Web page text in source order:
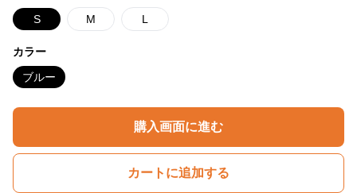
S M L
カラー
ブルー
購入画面に進む
カートに追加する